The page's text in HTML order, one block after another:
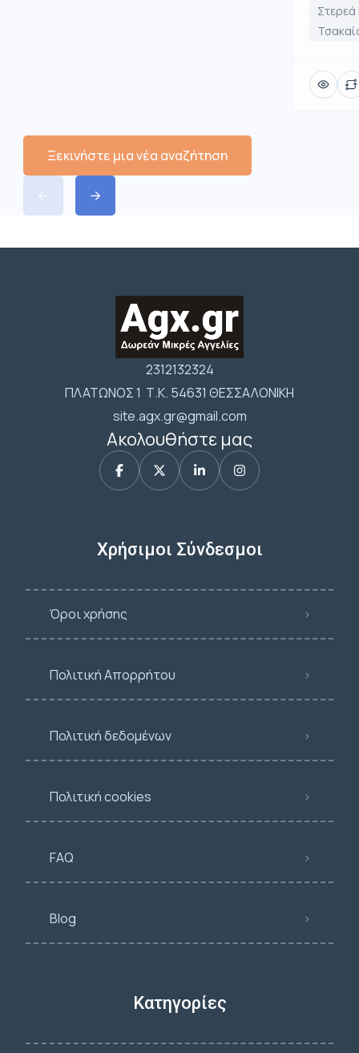
Ξεκινήστε μια νέα αναζήτηση
2312132324
ΠΛΑΤΩΝΟΣ 1 Τ.Κ. 54631 ΘΕΣΣΑΛΟΝΙΚΗ
site.agx.gr@gmail.com
Ακολουθήστε μας
Χρήσιμοι Σύνδεσμοι
Όροι χρήσης
Πολιτική Απορρήτου
Πολιτική δεδομένων
Πολιτική cookies
FAQ
Blog
Κατηγορίες